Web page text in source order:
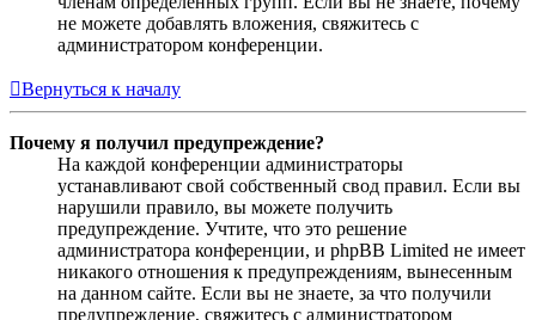
не можете добавлять вложения, свяжитесь с
администратором конференции.
Вернуться к началу
Почему я получил предупреждение?
На каждой конференции администраторы
устанавливают свой собственный свод правил. Если вы
нарушили правило, вы можете получить
предупреждение. Учтите, что это решение
администратора конференции, и phpBB Limited не имеет
никакого отношения к предупреждениям, вынесенным
на данном сайте. Если вы не знаете, за что получили
предупреждение, свяжитесь с администратором